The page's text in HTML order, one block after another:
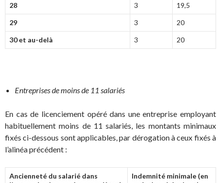
28 3 19,5
29 3 20
30 et au-delà 3 20
Entreprises de moins de 11 salariés
En cas de licenciement opéré dans une entreprise employant
habituellement moins de 11 salariés, les montants minimaux
fixés ci-dessous sont applicables, par dérogation à ceux fixés à
l’alinéa précédent :
Ancienneté du salarié dans
Indemnité minimale (en